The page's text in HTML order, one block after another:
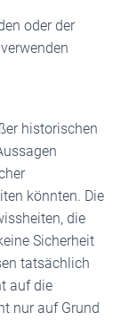
oder der
historischen
könnten. Die
die
Sicherheit
tatsächlich
auf die
nur auf Grund